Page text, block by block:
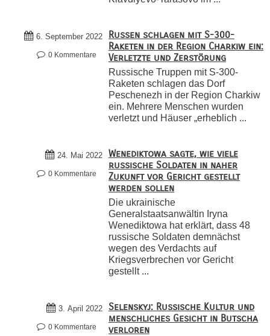
6. September 2022
0 Kommentare
Russen schlagen mit S-300-
Raketen in der Region Charkiw ein:
Verletzte und Zerstörung
Russische Truppen mit S-300-
Raketen schlagen das Dorf
Peschenezh in der Region Charkiw
ein. Mehrere Menschen wurden
verletzt und Häuser „erheblich ...
24. Mai 2022
0 Kommentare
Wenediktowa sagte, wie viele
russische Soldaten in naher
Zukunft vor Gericht gestellt
werden sollen
Die ukrainische
Generalstaatsanwältin Iryna
Wenediktowa hat erklärt, dass 48
russische Soldaten demnächst
wegen des Verdachts auf
Kriegsverbrechen vor Gericht
gestellt ...
3. April 2022
0 Kommentare
Selenskyj: Russische Kultur und
menschliches Gesicht in Butscha
verloren